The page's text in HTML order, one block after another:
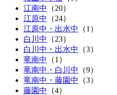
江南中
（20）
江原中
（24）
江原中・出水中
（1 ）
白川中
（23）
白川中・出水中
（3）
竜南中
（1 ）
竜南中・白川中
（9）
竜南中・藤園中
（3）
藤園中
（4）